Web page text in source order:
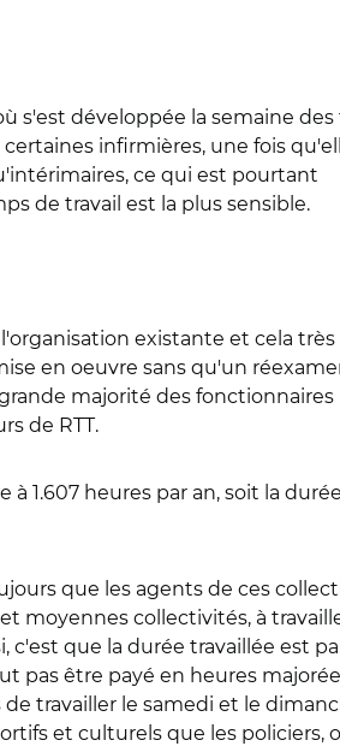
s'est développée la semaine des
infirmières, une fois
ce qui est pourtant
de travail est la plus sensible.
existante et cela très
en oeuvre sans qu'un
majorité des fonctionnaires
de RTT.
1.607 heures par an, soit la durée
que les agents de ces
moyennes collectivités, à
c'est que la durée travaillée est
pas être payé en heures
travailler le samedi et le
et culturels que les policiers,